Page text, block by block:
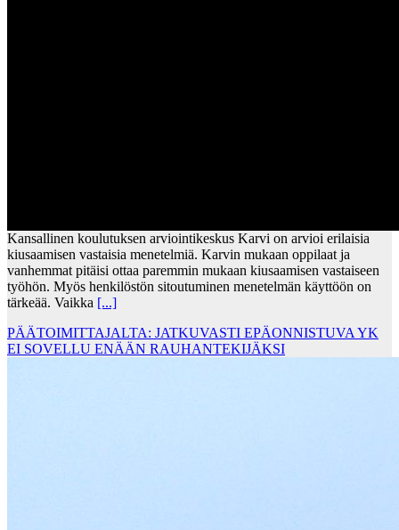
Kansallinen koulutuksen arviointikeskus Karvi on arvioi erilaisia
kiusaamisen vastaisia menetelmiä. Karvin mukaan oppilaat ja
vanhemmat pitäisi ottaa paremmin mukaan kiusaamisen vastaiseen
työhön. Myös henkilöstön sitoutuminen menetelmän käyttöön on
tärkeää. Vaikka [...]
PÄÄTOIMITTAJALTA: JATKUVASTI EPÄONNISTUVA YK
EI SOVELLU ENÄÄN RAUHANTEKIJÄKSI